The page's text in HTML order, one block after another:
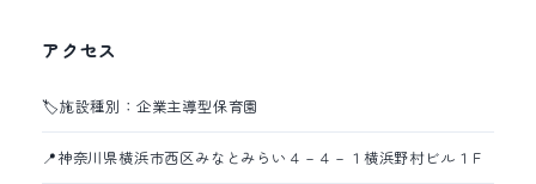
アクセス
🏷️施設種別：企業主導型保育園
📍神奈川県横浜市西区みなとみらい４－４－１横浜野村ビル１Ｆ